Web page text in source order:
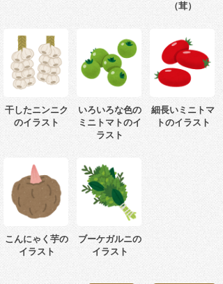
（茸）
干したニンニク
のイラスト
いろいろな色の
ミニトマトのイ
ラスト
細長いミニトマ
トのイラスト
こんにゃく芋の
イラスト
ブーケガルニの
イラスト